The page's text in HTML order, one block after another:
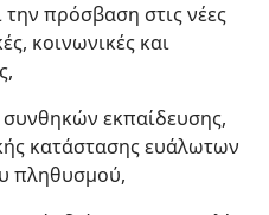
πρόσβαση στις νέες
κοινωνικές και
εκπαίδευσης,
κατάστασης ευάλωτων
πληθυσμού,